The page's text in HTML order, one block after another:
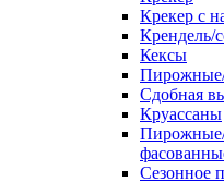
Крекер с
Крендель/
Кексы
Пирожные/
Сдобная
Круассаны
Пирожные/
Сезонное